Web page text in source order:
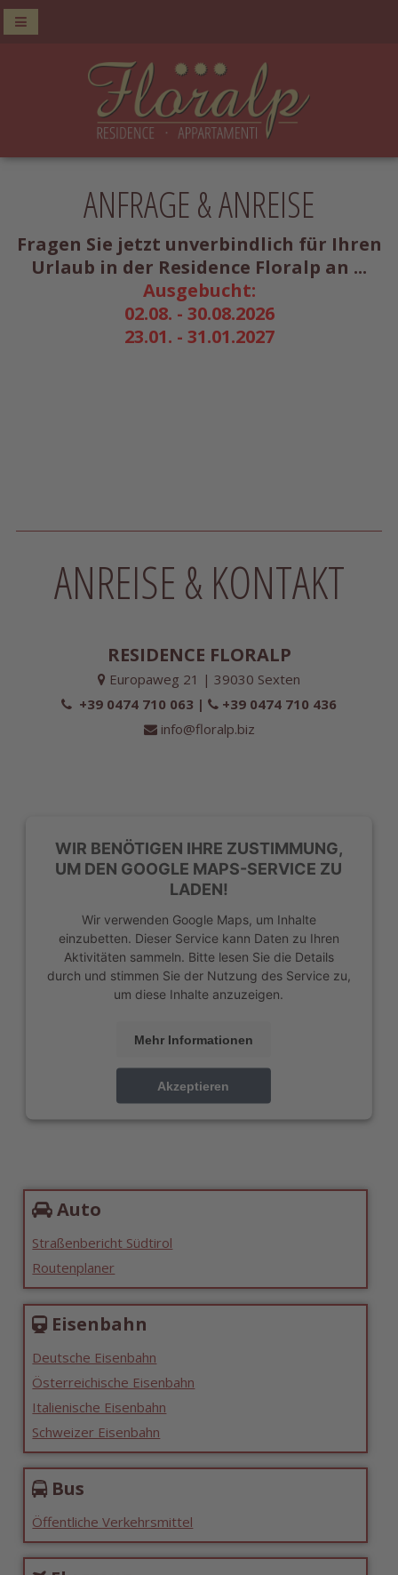
ANFRAGE & ANREISE
Fragen Sie jetzt unverbindlich für Ihren
Urlaub in der Residence Floralp an ...
Ausgebucht:
02.08. - 30.08.2026
23.01. - 31.01.2027
ANREISE & KONTAKT
RESIDENCE FLORALP
Europaweg 21 | 39030 Sexten
+39 0474 710 063 |
+39 0474 710 436
info@floralp.biz
WIR BENÖTIGEN IHRE ZUSTIMMUNG,
UM DEN GOOGLE MAPS-SERVICE ZU
LADEN!
Wir verwenden Google Maps, um Inhalte
einzubetten. Dieser Service kann Daten zu Ihren
Aktivitäten sammeln. Bitte lesen Sie die Details
durch und stimmen Sie der Nutzung des Service zu,
um diese Inhalte anzuzeigen.
Mehr Informationen
Akzeptieren
Auto
Straßenbericht Südtirol
Routenplaner
Eisenbahn
Deutsche Eisenbahn
Österreichische Eisenbahn
Italienische Eisenbahn
Schweizer Eisenbahn
Bus
Öffentliche Verkehrsmittel